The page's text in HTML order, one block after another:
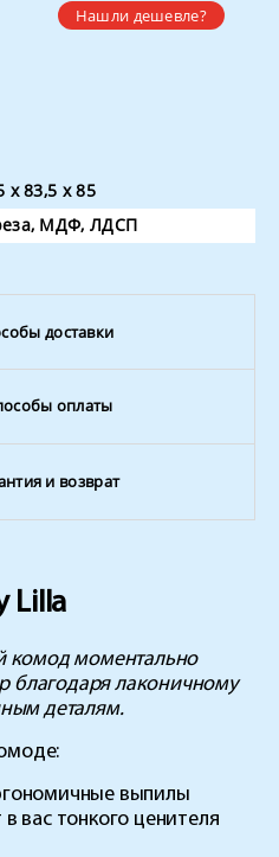
Нашли дешевле?
x 83,5 x 85
МДФ, ЛДСП
доставки
оплаты
и возврат
Lilla
комод моментально
благодаря лаконичному
деталям.
выпилы
вас тонкого ценителя